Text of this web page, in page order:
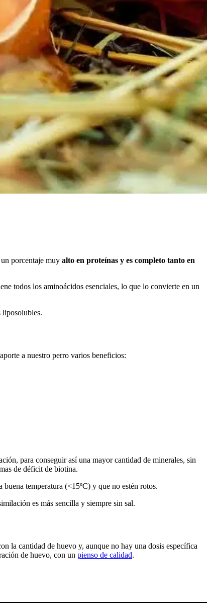
porcentaje muy alto en proteínas y es completo tanto en
todos los aminoácidos esenciales, lo que lo convierte en un
liposolubles.
a nuestro perro varios beneficios:
para conseguir así una mayor cantidad de minerales, sin
de déficit de biotina.
temperatura (<15ºC) y que no estén rotos.
es más sencilla y siempre sin sal.
la cantidad de huevo y, aunque no hay una dosis específica
de huevo, con un pienso de calidad.